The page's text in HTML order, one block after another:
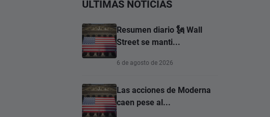
ÚLTIMAS NOTICIAS
Resumen diario 🗽 Wall
Street se manti...
6 de agosto de 2026
Las acciones de Moderna
caen pese al...